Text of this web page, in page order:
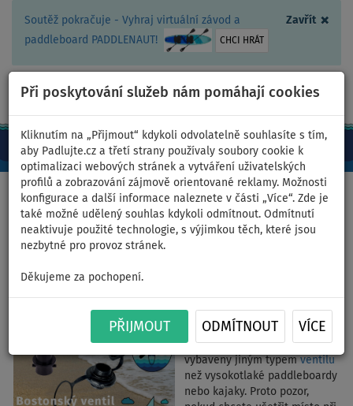
Zavřít ×
Soutěž pokračuje - Vyhraj virtuální závod a
paddleboard PADDLENAUT!
CHCI HRÁT
Při poskytování služeb nám pomáhají cookies
Kliknutím na „Přijmout“ kdykoli odvolatelně souhlasíte s tím,
aby Padlujte.cz a třetí strany používaly soubory cookie k
optimalizaci webových stránek a vytváření uživatelských
profilů a zobrazování zájmově orientované reklamy. Možnosti
konfigurace a další informace naleznete v části „Více“. Zde je
také možné udělený souhlas kdykoli odmítnout. Odmítnutí
neaktivuje použité technologie, s výjimkou těch, které jsou
nezbytné pro provoz stránek.
Děkujeme za pochopení.
PŘIJMOUT ODMÍTNOUT VÍCE
CZ/Kč +420 467 409 090 0ks
Domů >Pádlujte na kajaku - články, videa, recenze >Kajaková
poradna >Bostonský ventil
Bostonský ventil - kajaková
poradna
Nízkotlaké kajaky a čluny jsou
vybaveny jiným typemventilu
než vysokotlaké paddleboardy
nebo kajaky. Proto pozor,